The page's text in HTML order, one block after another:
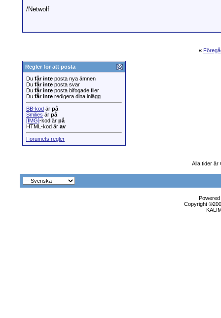
/Netwolf
«
Regler för att posta
Du får inte posta nya ämnen
Du får inte posta svar
Du får inte posta bifogade filer
Du får inte redigera dina inlägg
BB-kod är på
Smilies är på
[IMG]-kod är på
HTML-kod är av
Forumets regler
Alla tider är
Copyright